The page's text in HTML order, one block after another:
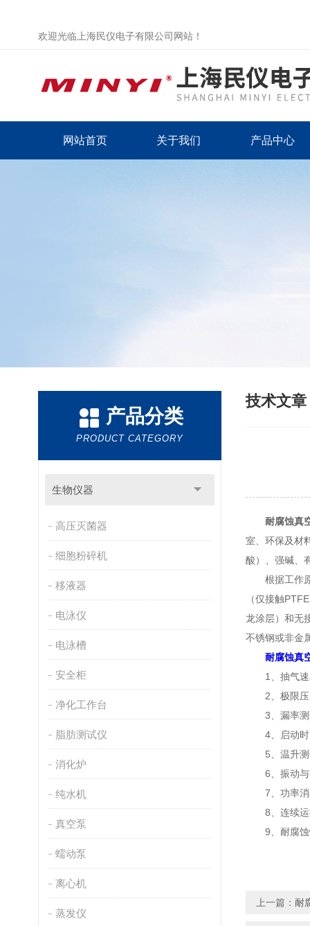
欢迎光临上海民仪电子有限公司网站！
网站首页 关于我们 产品中心
产品分类
PRODUCT CATEGORY
生物仪器
高压灭菌器
细胞粉碎机
移液器
电泳仪
电泳槽
安全柜
净化工作台
脂肪测试仪
消化炉
纯水机
真空泵
蠕动泵
离心机
蒸发仪
技术文章
耐腐蚀真
室、环保及材
酸）、强碱、
根据工作原
（仅接触
龙涂层）和无
不锈钢或非金
耐腐蚀真
1、抽气速率
2、极限压力
3、漏率测试
4、启动时
5、温升测试
6、振动与噪
7、功率消
8、连续运行
9、耐腐蚀性
上一篇： 耐